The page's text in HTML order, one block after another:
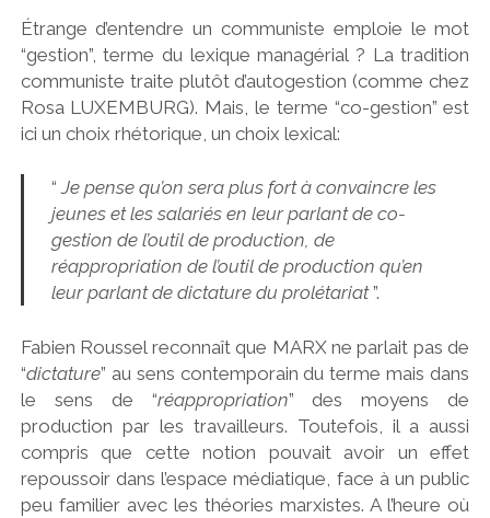
Étrange d’entendre un communiste emploie le mot
“gestion”, terme du lexique managérial ? La tradition
communiste traite plutôt d’autogestion (comme chez
Rosa LUXEMBURG). Mais, le terme “co-gestion” est
ici un choix rhétorique, un choix lexical:
“Je pense qu’on sera plus fort à convaincre les
jeunes et les salariés en leur parlant de co-
gestion de l’outil de production, de
réappropriation de l’outil de production qu’en
leur parlant de dictature du prolétariat”.
Fabien Roussel reconnaît que MARX ne parlait pas de
“dictature” au sens contemporain du terme mais dans
le sens de “réappropriation” des moyens de
production par les travailleurs. Toutefois, il a aussi
compris que cette notion pouvait avoir un effet
repoussoir dans l’espace médiatique, face à un public
peu familier avec les théories marxistes. A l’heure où